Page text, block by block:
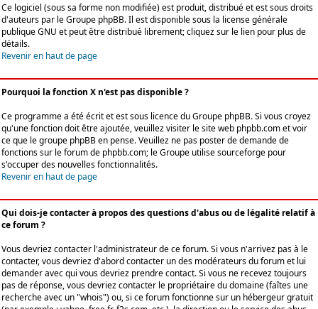
Ce logiciel (sous sa forme non modifiée) est produit, distribué et est sous droits
d'auteurs par leGroupe phpBB. Il est disponible sous la license générale
publique GNU et peut être distribué librement; cliquez sur le lien pour plus de
détails.
Revenir en haut de page
Pourquoi la fonction X n'est pas disponible ?
Ce programme a été écrit et est sous licence du Groupe phpBB. Si vous croyez
qu'une fonction doit être ajoutée, veuillez visiter le site web phpbb.com et voir
ce que le groupe phpBB en pense. Veuillez ne pas poster de demande de
fonctions sur le forum de phpbb.com; le Groupe utilise sourceforge pour
s'occuper des nouvelles fonctionnalités.
Revenir en haut de page
Qui dois-je contacter à propos des questions d'abus ou de légalité relatif à
ce forum ?
Vous devriez contacter l'administrateur de ce forum. Si vous n'arrivez pas à le
contacter, vous devriez d'abord contacter un des modérateurs du forum et lui
demander avec qui vous devriez prendre contact. Si vous ne recevez toujours
pas de réponse, vous devriez contacter le propriétaire du domaine (faîtes une
recherche avec un "whois") ou, si ce forum fonctionne sur un hébergeur gratuit